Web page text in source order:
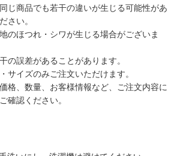
じ商品でも若干の違いが生じる可能性があ
さい。
のほつれ・シワが生じる場合がございま
の誤差があることがあります。
サイズのみご注文いただけます。
格、数量、お客様情報など、ご注文内容に
確認ください。